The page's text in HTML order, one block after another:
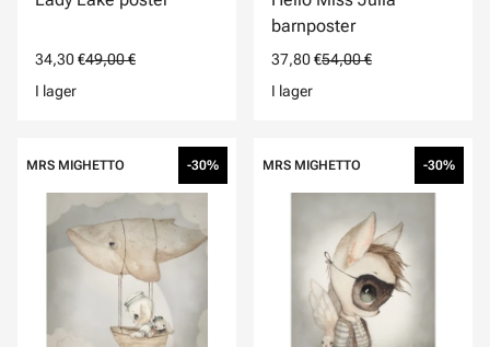
34,30 €49,00 €
I lager
barnposter
37,80 €54,00 €
I lager
MRS MIGHETTO -30% MRS MIGHETTO -30%